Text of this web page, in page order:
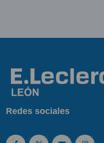
Redes sociales